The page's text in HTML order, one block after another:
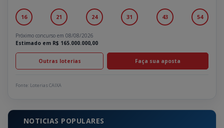
16 21 24 31 43 54
Próximo concurso em 08/08/2026
Estimado em R$ 165.000.000,00
Outras loterias Faça sua aposta
Fonte: Loterias CAIXA
NOTICIAS POPULARES